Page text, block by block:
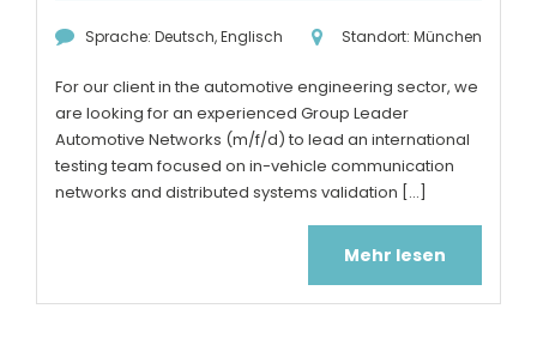
Sprache: Deutsch, Englisch Standort: München
For our client in the automotive engineering sector, we
are looking for an experienced Group Leader
Automotive Networks (m/f/d) to lead an international
testing team focused on in-vehicle communication
networks and distributed systems validation [...]
Mehr lesen